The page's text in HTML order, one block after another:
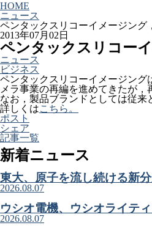
HOME
ニュース
ペンタックスリコーイメージング
2013年07月02日
ペンタックスリコー
ニュース
ビジネス
ペンタックスリコーイメージング
メラ事業の再編を進めてきたが
なお，製品ブランドとしては従来
詳しくはこちら。
ポスト
シェア
記事一覧
新着ニュース
東大、原子を流し続ける新
2026.08.07
ウシオ電機、ウシオライテ
2026.08.07